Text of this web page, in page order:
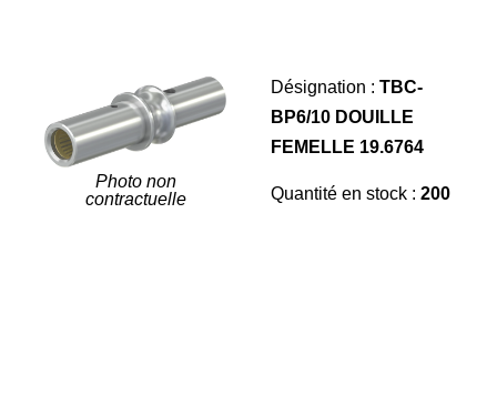
Photo non
contractuelle
Désignation : TBC-
BP6/10 DOUILLE
FEMELLE 19.6764
Quantité en stock : 200